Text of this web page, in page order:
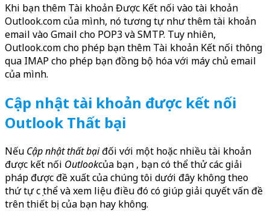
Khi bạn thêm Tài khoản Được Kết nối vào tài khoản
Outlook.com của mình, nó tương tự như thêm tài khoản
email vào Gmail cho POP3 và SMTP. Tuy nhiên,
Outlook.com cho phép bạn thêm Tài khoản Kết nối thông
qua IMAP cho phép bạn đồng bộ hóa với máy chủ email
của mình.
Cập nhật tài khoản được kết nối
Outlook Thất bại
Nếu Cập nhật thất bạiđối với một hoặc nhiều tài khoản
được kết nối Outlookcủa bạn , bạn có thể thử các giải
pháp được đề xuất của chúng tôi dưới đây không theo
thứ tự cụ thể và xem liệu điều đó có giúp giải quyết vấn đề
trên thiết bị của bạn hay không.